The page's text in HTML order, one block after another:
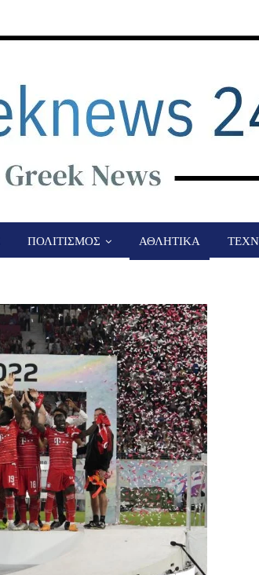
ΠΟΛΙΤΙΣΜΟΣ ΑΘΛΗΤΙΚΑ